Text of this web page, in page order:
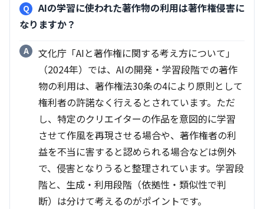
AIの学習に使われた著作物の利用は著作権侵害に
なりますか？
文化庁「AIと著作権に関する考え方について」
（2024年）では、AIの開発・学習段階での著作
物の利用は、著作権法30条の4により原則として
権利者の許諾なく行えるとされています。ただ
し、特定のクリエイターの作品を意図的に学習
させて作風を再現させる場合や、著作権者の利
益を不当に害すると認められる場合などは例外
で、侵害となりうると整理されています。学習段
階と、生成・利用段階（依拠性・類似性で判
断）は分けて考えるのがポイントです。